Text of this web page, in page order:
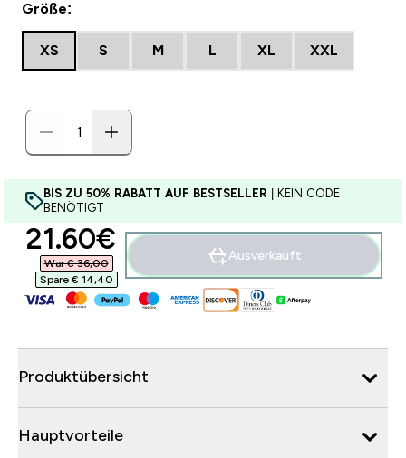
Größe:
XS S M L XL XXL
BIS ZU 50% RABATT AUF BESTSELLER | KEIN CODE
BENÖTIGT
discounted price
21.60€‎
War € 36,00‎
Spare € 14,40‎
Ausverkauft
Produktübersicht
Hauptvorteile